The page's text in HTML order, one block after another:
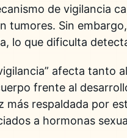
de vigilancia
tumores. Sin
lo que dificulta
afecta tanto
frente al
más respaldada por
a hormonas